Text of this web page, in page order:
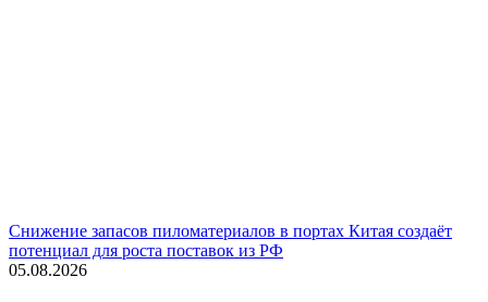
Снижение запасов пиломатериалов в портах Китая создаёт
потенциал для роста поставок из РФ
05.08.2026